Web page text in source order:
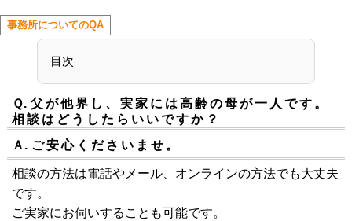
事務所についてのQA
目次
Ｑ. 父が他界し、実家には高齢の母が一人です。
相談はどうしたらいいですか？
Ａ. ご安心くださいませ。
相談の方法は電話やメール、オンラインの方法でも大丈夫
です。
ご実家にお伺いすることも可能です。